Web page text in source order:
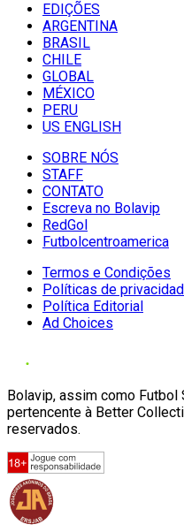
EDIÇÕES
ARGENTINA
BRASIL
CHILE
GLOBAL
MÉXICO
PERU
US ENGLISH
SOBRE NÓS
STAFF
CONTATO
Escreva no Bolavip
RedGol
Futbolcentroamerica
Termos e Condições
Políticas de
Política Editorial
Ad Choices
Bolavip, assim como Futbol
pertencente à Better
reservados.